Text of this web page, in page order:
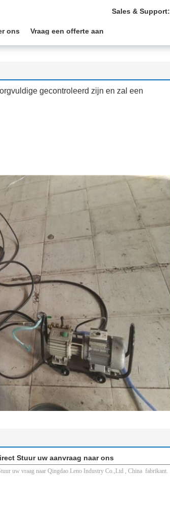
Sales & Support:
ons Vraag een offerte aan
gecontroleerd zijn en zal een
Stuur uw aanvraag naar ons